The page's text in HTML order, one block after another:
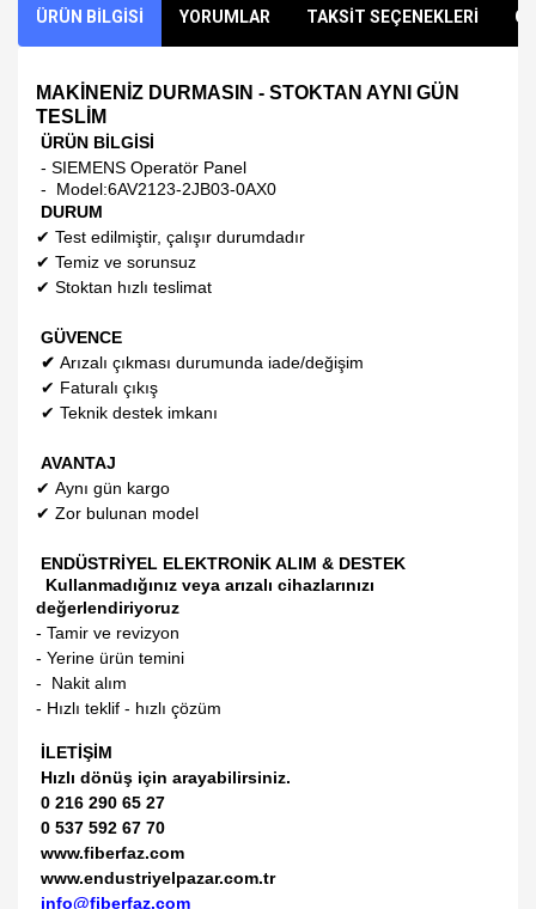
ÜRÜN BİLGİSİ YORUMLAR TAKSİT SEÇENEKLERİ
MAKİNENİZ DURMASIN - STOKTAN AYNI GÜN
TESLİM
ÜRÜN BİLGİSİ
- SIEMENS Operatör Panel
- Model:6AV2123-2JB03-0AX0
DURUM
✔ Test edilmiştir, çalışır durumdadır
✔ Temiz ve sorunsuz
✔ Stoktan hızlı teslimat
GÜVENCE
✔ Arızalı çıkması durumunda iade/değişim
✔ Faturalı çıkış
✔ Teknik destek imkanı
AVANTAJ
✔ Aynı gün kargo
✔ Zor bulunan model
ENDÜSTRİYEL ELEKTRONİK ALIM & DESTEK
Kullanmadığınız veya arızalı cihazlarınızı
değerlendiriyoruz
- Tamir ve revizyon
- Yerine ürün temini
- Nakit alım
- Hızlı teklif - hızlı çözüm
İLETİŞİM
Hızlı dönüş için arayabilirsiniz.
0 216 290 65 27
0 537 592 67 70
www.fiberfaz.com
www.endustriyelpazar.com.tr
info@fiberfaz.com